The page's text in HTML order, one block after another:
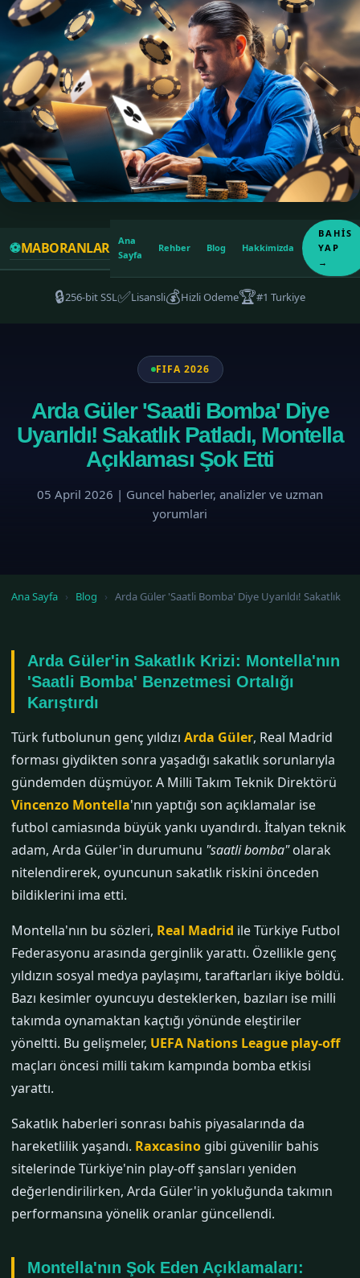
⚽MABORANLAR
Ana
Sayfa
Rehber Blog Hakkimizda
BAHIS
YAP
→
🔒256-bit SSL✅Lisansli💰Hizli Odeme🏆#1 Turkiye
FIFA 2026
Arda Güler 'Saatli Bomba' Diye
Uyarıldı! Sakatlık Patladı, Montella
Açıklaması Şok Etti
05 April 2026 | Guncel haberler, analizler ve uzman
yorumlari
Ana Sayfa › Blog › Arda Güler 'Saatli Bomba' Diye Uyarıldı! Sakatlık
Arda Güler'in Sakatlık Krizi: Montella'nın
'Saatli Bomba' Benzetmesi Ortalığı
Karıştırdı
Türk futbolunun genç yıldızı Arda Güler, Real Madrid
forması giydikten sonra yaşadığı sakatlık sorunlarıyla
gündemden düşmüyor. A Milli Takım Teknik Direktörü
Vincenzo Montella'nın yaptığı son açıklamalar ise
futbol camiasında büyük yankı uyandırdı. İtalyan teknik
adam, Arda Güler'in durumunu "saatli bomba"olarak
nitelendirerek, oyuncunun sakatlık riskini önceden
bildiklerini ima etti.
Montella'nın bu sözleri, Real Madrid ile Türkiye Futbol
Federasyonu arasında gerginlik yarattı. Özellikle genç
yıldızın sosyal medya paylaşımı, taraftarları ikiye böldü.
Bazı kesimler oyuncuyu desteklerken, bazıları ise milli
takımda oynamaktan kaçtığı yönünde eleştiriler
yöneltti. Bu gelişmeler, UEFA Nations League play-off
maçları öncesi milli takım kampında bomba etkisi
yarattı.
Sakatlık haberleri sonrası bahis piyasalarında da
hareketlilik yaşandı. Raxcasino gibi güvenilir bahis
sitelerinde Türkiye'nin play-off şansları yeniden
değerlendirilirken, Arda Güler'in yokluğunda takımın
performansına yönelik oranlar güncellendi.
Montella'nın Şok Eden Açıklamaları: